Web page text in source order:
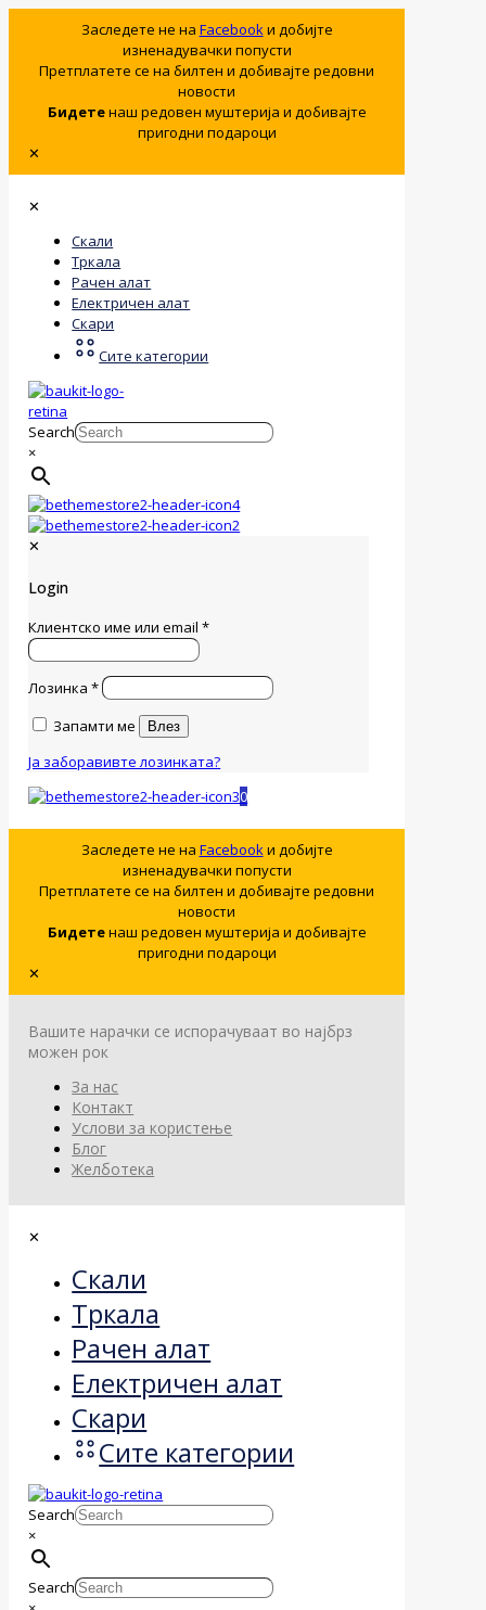
Заследете не на Facebookи добијте
изненадувачки попусти
Претплатете се на билтен и добивајте редовни
новости
Бидетенаш редовен муштерија и добивајте
пригодни подароци
✕
✕
Скали
Тркала
Рачен алат
Електричен алат
Скари
Сите категории
Search
×
✕
Login
Клиентско име или email*
Лозинка*
Запамти ме
Влез
Ја заборавивте лозинката?
0
Заследете не на Facebookи добијте
изненадувачки попусти
Претплатете се на билтен и добивајте редовни
новости
Бидетенаш редовен муштерија и добивајте
пригодни подароци
✕
Вашите нарачки се испорачуваат во најбрз
можен рок
За нас
Контакт
Услови за користење
Блог
Желботека
✕
Скали
Тркала
Рачен алат
Електричен алат
Скари
Сите категории
Search
×
Search